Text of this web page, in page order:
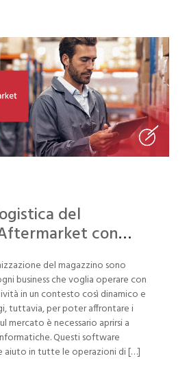
del
con
del magazzino sono
business che voglia operare con
in un contesto così dinamico e
tuttavia, per poter affrontare i
mercato è necessario aprirsi a
Questi software
aiuto in tutte le operazioni di […]